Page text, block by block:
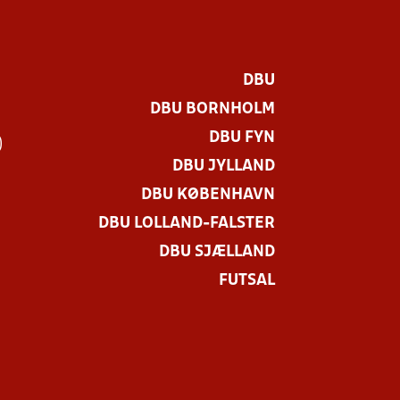
DBU
DBU BORNHOLM
DBU FYN
DBU JYLLAND
DBU KØBENHAVN
DBU LOLLAND-FALSTER
DBU SJÆLLAND
FUTSAL